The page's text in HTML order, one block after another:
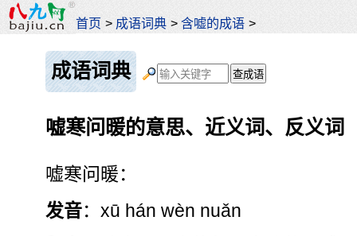
首页 > 成语词典 >含嘘的成语 >
成语词典
嘘寒问暖的意思、近义词、反义词
嘘寒问暖：
发音：xū hán wèn nuǎn